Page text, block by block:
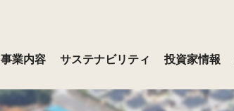
事業内容 サステナビリティ 投資家情報